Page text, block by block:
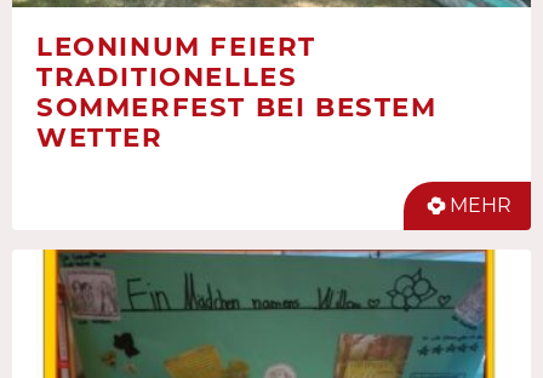
LEONINUM FEIERT
TRADITIONELLES
SOMMERFEST BEI BESTEM
WETTER
MEHR